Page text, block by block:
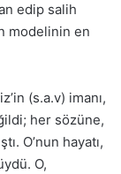
edip salih
modelinin en
(s.a.v) imanı,
her sözüne,
O’nun hayatı,
O,